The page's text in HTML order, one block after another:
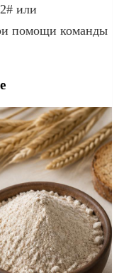
или
помощи команды